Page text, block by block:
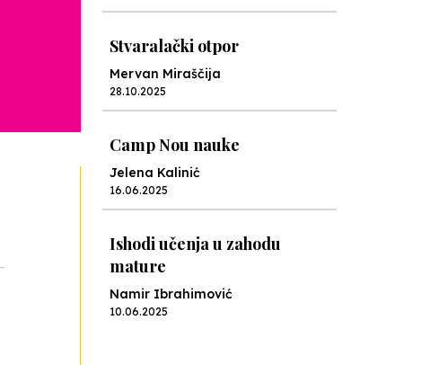
Stvaralački otpor
Mervan Miraščija
28.10.2025
Camp Nou nauke
Jelena Kalinić
16.06.2025
Ishodi učenja u zahodu
mature
Namir Ibrahimović
10.06.2025